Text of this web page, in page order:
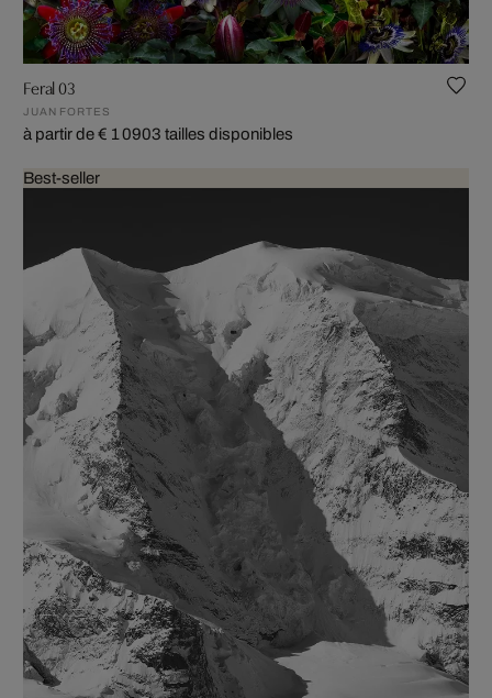
Feral 03
JUAN FORTES
à partir de € 1 0903 tailles disponibles
Best-seller